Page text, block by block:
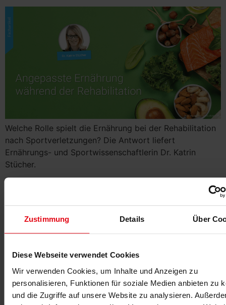
Zustimmung Details Über
Diese Webseite verwendet Cookies
Wir verwenden Cookies, um Inhalte und Anzeigen zu
personalisieren, Funktionen für soziale Medien anbieten zu
und die Zugriffe auf unsere Website zu analysieren.
Welche Rolle spielt die Ernährung bei der Rehabilitation
nach Sportverletzungen? Die Antwort liefert
Ernährungs- und Sportwissenschaftlerin Dr. Katrin
Stücher.
Hintergründe und
Anwendungsempfehlungen